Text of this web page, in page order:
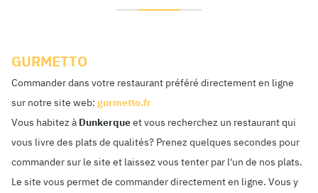
GURMETTO
Commander dans votre restaurant préféré directement en ligne
sur notre site web: gurmetto.fr
Vous habitez à Dunkerqueet vous recherchez un restaurant qui
vous livre des plats de qualités? Prenez quelques secondes pour
commander sur le site et laissez vous tenter par l'un de nos plats.
Le site vous permet de commander directement en ligne. Vous y